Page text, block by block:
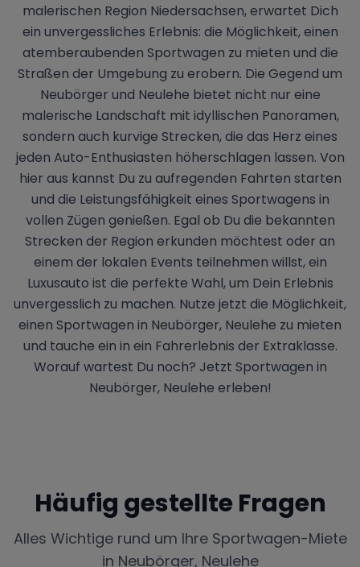
malerischen Region Niedersachsen, erwartet Dich
ein unvergessliches Erlebnis: die Möglichkeit, einen
atemberaubenden Sportwagen zu mieten und die
Straßen der Umgebung zu erobern. Die Gegend um
Neubörger und Neulehe bietet nicht nur eine
malerische Landschaft mit idyllischen Panoramen,
sondern auch kurvige Strecken, die das Herz eines
jeden Auto-Enthusiasten höherschlagen lassen. Von
hier aus kannst Du zu aufregenden Fahrten starten
und die Leistungsfähigkeit eines Sportwagens in
vollen Zügen genießen. Egal ob Du die bekannten
Strecken der Region erkunden möchtest oder an
einem der lokalen Events teilnehmen willst, ein
Luxusauto ist die perfekte Wahl, um Dein Erlebnis
unvergesslich zu machen. Nutze jetzt die Möglichkeit,
einen Sportwagen in Neubörger, Neulehe zu mieten
und tauche ein in ein Fahrerlebnis der Extraklasse.
Worauf wartest Du noch? Jetzt Sportwagen in
Neubörger, Neulehe erleben!
Häufig gestellte Fragen
Alles Wichtige rund um Ihre Sportwagen-Miete
in Neubörger, Neulehe